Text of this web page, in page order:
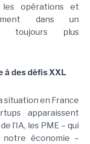
les opérations et
dans un
toujours plus
à des défis XXL
situation en France
apparaissent
l’IA, les PME – qui
notre économie –